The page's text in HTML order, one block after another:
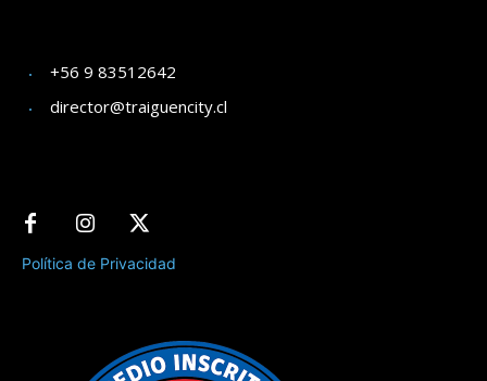
+56 9 83512642
director@traiguencity.cl
Política de Privacidad